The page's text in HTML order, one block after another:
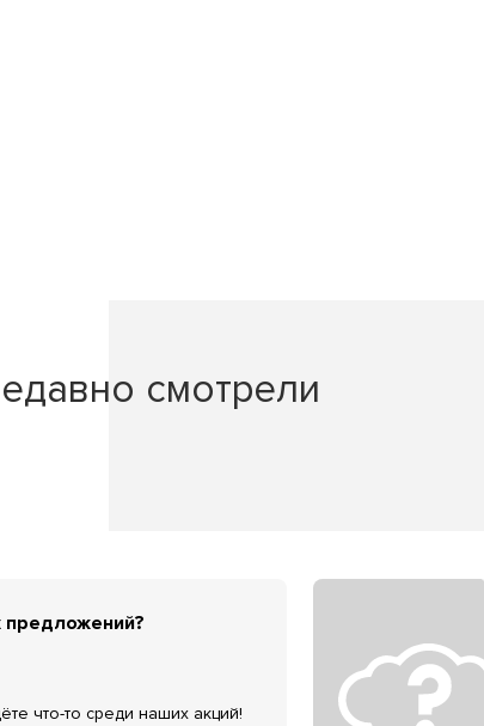
смотрели
что-то среди наших акций!